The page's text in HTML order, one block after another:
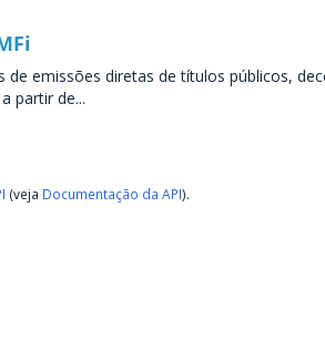
emissões diretas de títulos públicos,
partir de...
(veja Documentação da API).